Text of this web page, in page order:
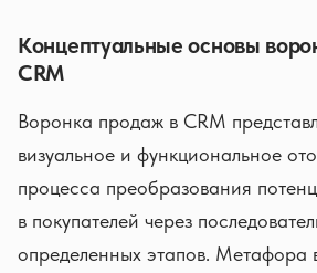
Концептуальные основы
CRM
Воронка продаж в CRM
визуальное и функциональное
процесса преобразования
в покупателей через
определенных этапов. Метафора